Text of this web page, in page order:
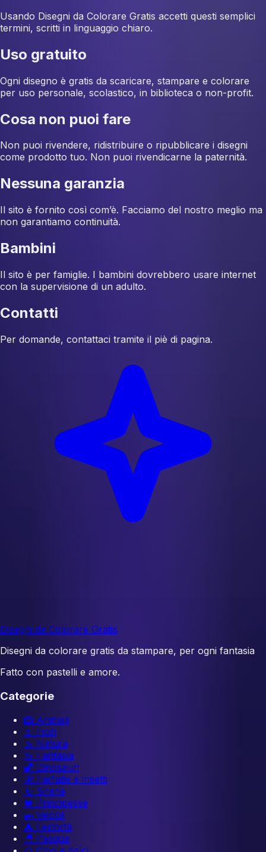
Usando Disegni da Colorare Gratis accetti questi semplici
termini, scritti in linguaggio chiaro.
Uso gratuito
Ogni disegno è gratis da scaricare, stampare e colorare
per uso personale, scolastico, in biblioteca o non-profit.
Cosa non puoi fare
Non puoi rivendere, ridistribuire o ripubblicare i disegni
come prodotto tuo. Non puoi rivendicarne la paternità.
Nessuna garanzia
Il sito è fornito così com’è. Facciamo del nostro meglio ma
non garantiamo continuità.
Bambini
Il sito è per famiglie. I bambini dovrebbero usare internet
con la supervisione di un adulto.
Contatti
Per domande, contattaci tramite il piè di pagina.
Disegni da Colorare Gratis
Disegni da colorare gratis da stampare, per ogni fantasia
Fatto con pastelli e amore.
Categorie
🦁 Animali
🌷 Fiori
🌿 Natura
🦄 Fantasia
🦖 Dinosauri
🦋 Farfalle e insetti
🧜 Sirene
👑 Principesse
🚗 Veicoli
🎄 Festività
🐣 Pasqua